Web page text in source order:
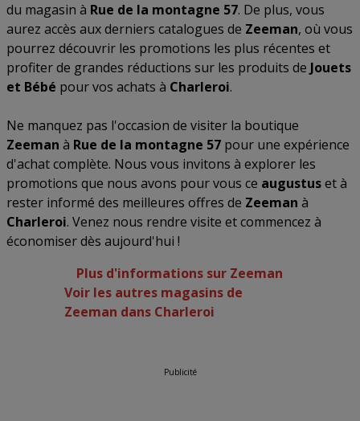
du magasin à Rue de la montagne 57. De plus, vous
aurez accès aux derniers catalogues de Zeeman, où vous
pourrez découvrir les promotions les plus récentes et
profiter de grandes réductions sur les produits de Jouets
et Bébé pour vos achats à Charleroi.
Ne manquez pas l'occasion de visiter la boutique
Zeeman à Rue de la montagne 57 pour une expérience
d'achat complète. Nous vous invitons à explorer les
promotions que nous avons pour vous ce augustuset à
rester informé des meilleures offres de Zeeman à
Charleroi. Venez nous rendre visite et commencez à
économiser dès aujourd'hui !
Plus d'informations sur Zeeman
Voir les autres magasins de
Zeeman dans Charleroi
Publicité